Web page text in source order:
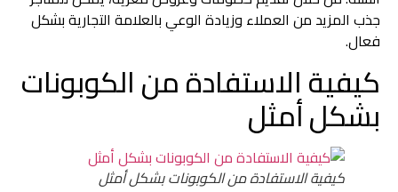
جذب المزيد من العملاء وزيادة الوعي بالعلامة التجارية بشكل
فعال.
كيفية الاستفادة من الكوبونات
بشكل أمثل
كيفية الاستفادة من الكوبونات بشكل أمثل